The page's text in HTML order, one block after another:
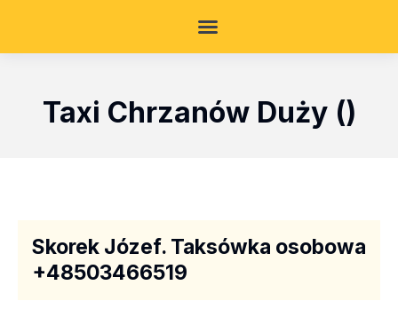
Taxi Chrzanów Duży ()
Skorek Józef. Taksówka osobowa
+48503466519